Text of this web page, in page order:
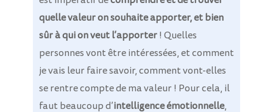
quelle valeur on souhaite apporter, et bien
sûr à qui on veut l’apporter! Quelles
personnes vont être intéressées, et comment
je vais leur faire savoir, comment vont-elles
se rentre compte de ma valeur ! Pour cela, il
faut beaucoup d’intelligence émotionnelle,